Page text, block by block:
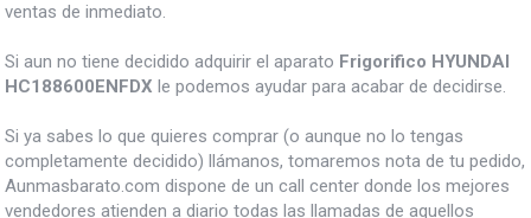
ventas de inmediato.
Si aun no tiene decidido adquirir el aparato Frigorifico HYUNDAI
HC188600ENFDX le podemos ayudar para acabar de decidirse.
Si ya sabes lo que quieres comprar (o aunque no lo tengas
completamente decidido) llámanos, tomaremos nota de tu pedido,
Aunmasbarato.com dispone de un call center donde los mejores
vendedores atienden a diario todas las llamadas de aquellos